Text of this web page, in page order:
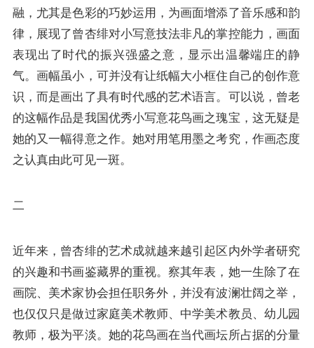
融，尤其是色彩的巧妙运用，为画面增添了音乐感和韵
律，展现了曾杏绯对小写意技法非凡的掌控能力，画面
表现出了时代的振兴强盛之意，显示出温馨端庄的静
气。画幅虽小，可并没有让纸幅大小框住自己的创作意
识，而是画出了具有时代感的艺术语言。可以说，曾老
的这幅作品是我国优秀小写意花鸟画之瑰宝，这无疑是
她的又一幅得意之作。她对用笔用墨之考究，作画态度
之认真由此可见一斑。
二
近年来，曾杏绯的艺术成就越来越引起区内外学者研究
的兴趣和书画鉴藏界的重视。察其年表，她一生除了在
画院、美术家协会担任职务外，并没有波澜壮阔之举，
也仅仅只是做过家庭美术教师、中学美术教员、幼儿园
教师，极为平淡。她的花鸟画在当代画坛所占据的分量